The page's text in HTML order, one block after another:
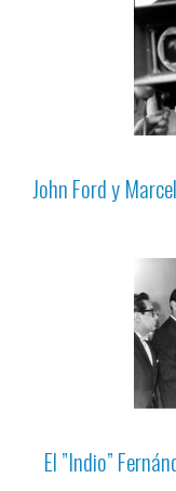
John Ford y
El ”Indio”